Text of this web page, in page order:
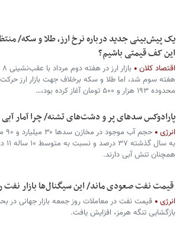
یک پیش‌بینی جدید درباره نرخ ارز، طلا و سکه/
این کف قیمتی باشیم؟
اقتصاد کلان
هفته سوم شد، اما طلا و سکه برخلاف جهت بازار ارز حرکت
محدوده ۱۹۳ هزار و ۵۰۰ تومان آغاز کرده بود،…
پارادوکس سدهای پر و دشت‌های تشنه/ چرا آمار آبی ۱۴۰۵ فریبنده است؟
انرژی
همچنان تنش آبی دارند.
قیمت نفت صعودی ماند/ این سیگنال‌ها بازار نفت
انرژی
قیمت نفت در معاملات روز جمعه بازار جهانی در
بازگشایی تنگه هرمز، افزایش یافت.